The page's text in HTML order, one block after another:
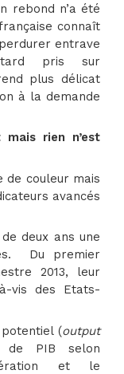
rebond n’a été
connaît
entrave
pris sur
plus délicat
à la demande
rien n’est
de couleur mais
avancés
deux ans une
Du premier
2013, leur
vis des Etats-
(output
PIB selon
et le